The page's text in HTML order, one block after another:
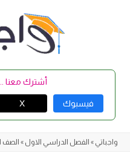
أشترك معنا
فيسبوك X
واجباتي » الفصل الدراسي الاول » الصف